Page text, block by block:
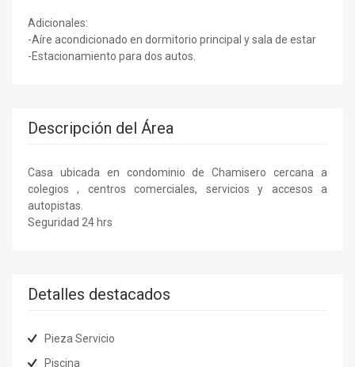
Adicionales:
-Aíre acondicionado en dormitorio principal y sala de estar
-Estacionamiento para dos autos.
Descripción del Área
Casa ubicada en condominio de Chamisero cercana a
colegios , centros comerciales, servicios y accesos a
autopistas.
Seguridad 24 hrs
Detalles destacados
Pieza Servicio
Piscina